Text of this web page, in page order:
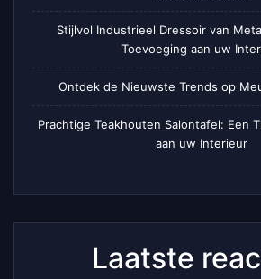
Stijlvol Industrieel Dressoir van
Toevoeging aan uw
Ontdek de Nieuwste Trends op
Prachtige Teakhouten Salontafel: Een
aan uw Interieur
Laatste